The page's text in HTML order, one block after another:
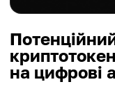
на цифрові